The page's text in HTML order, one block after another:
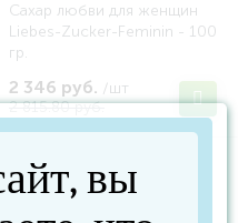
Сахар любви для женщин
Liebes-Zucker-Feminin - 100
гр.
2 346 руб. /шт
2 815.80 руб.
-17%
вы